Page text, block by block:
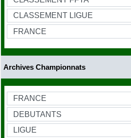
Archives Championnats